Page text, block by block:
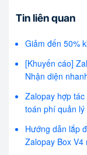
Tin liên quan
Giảm đến 50%
[Khuyến cáo]
Nhận diện
Zalopay hợp
toán phí quản
Hướng dẫn lắp
Zalopay Box